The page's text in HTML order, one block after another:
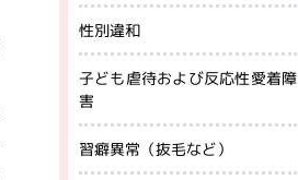
性別違和
子ども虐待および反応性愛着障
害
習癖異常（抜毛など）